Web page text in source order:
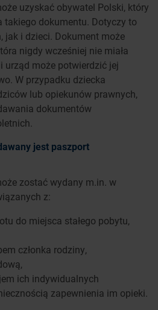
uzyskać obywatel Polski, który
takiego dokumentu. Dotyczy to
jak i dzieci. Dokument może
nigdy wcześniej nie miała
urząd może potwierdzić jej
W przypadku dziecka
lub opiekunów prawnych,
dokumentów
jest paszport
zostać wydany m.in. w
z:
do miejsca stałego pobytu,
członka rodziny,
ich indywidualnych
zapewnienia im opieki.